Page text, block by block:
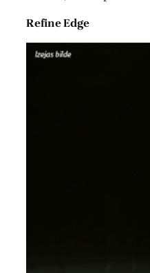
Refine Edge